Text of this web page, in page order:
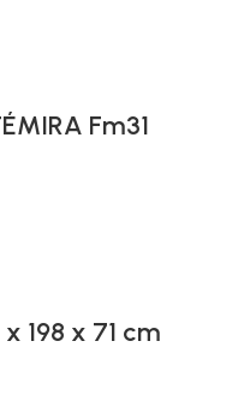
Fm31
198 x 71 cm